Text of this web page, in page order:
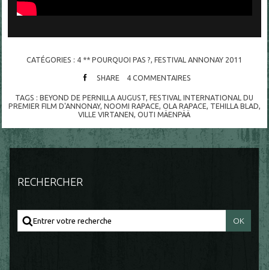
CATÉGORIES : 4 ** POURQUOI PAS ? ,FESTIVAL ANNONAY 2011
SHARE 4 COMMENTAIRES
TAGS :BEYOND DE PERNILLA AUGUST ,FESTIVAL INTERNATIONAL DU
PREMIER FILM D'ANNONAY, NOOMI RAPACE OLA RAPACE TEHILLA BLAD
VILLE VIRTANEN ,OUTI MÄENPÄÄ
RECHERCHER